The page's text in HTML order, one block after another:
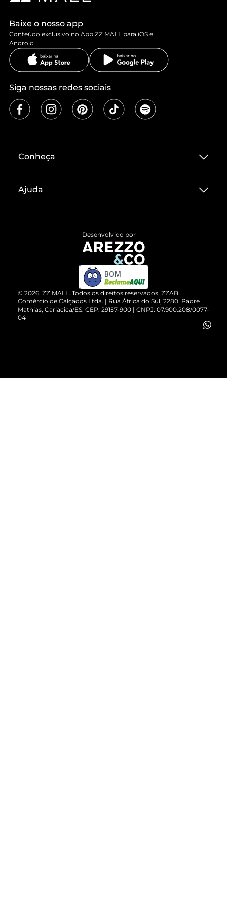
Baixe o nosso app
Conteúdo exclusivo no App ZZ MALL para iOS e
Android
Siga nossas redes sociais
Conheça
Termos de Uso
ZZ MALL é confiável
Cartão Presente
Vendas Corporativas
Ajuda
Devolução do Produto
Compre pelo WhatsApp
© 2026, ZZ MALL. Todos os direitos reservados. ZZAB
Comércio de Calçados Ltda. | Rua África do Sul, 2280. Padre
Mathias, Cariacica/ES. CEP: 29157-900 | CNPJ: 07.900.208/0077-
04
Desenvolvido por
BOM